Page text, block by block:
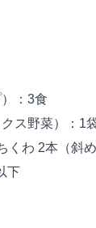
：3食
ス野菜）：1
くわ 2本（斜
下